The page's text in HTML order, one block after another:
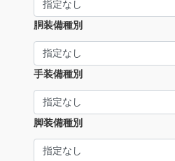
胴装備種別
手装備種別
脚装備種別